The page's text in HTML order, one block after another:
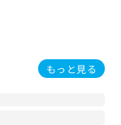
もっと見る